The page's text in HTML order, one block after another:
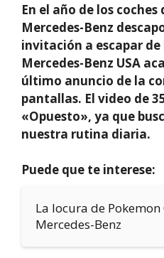
En el año de los coches
Mercedes-Benz
invitación a escapar
Mercedes-Benz USA
último anuncio de la
pantallas. El video de
«Opuesto», ya que
nuestra rutina diaria.
Puede que te interese:
La locura de Pokemon
Mercedes-Benz